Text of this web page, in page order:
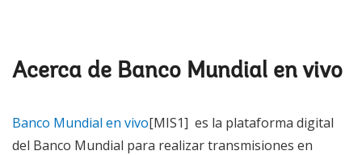
Acerca de Banco Mundial en vivo
Banco Mundial en vivo[MIS1] es la plataforma digital
del Banco Mundial para realizar transmisiones en